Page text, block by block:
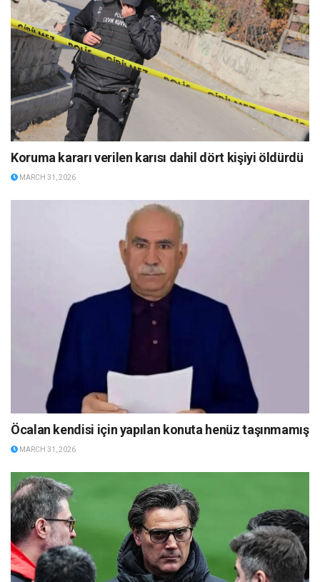
Koruma kararı verilen karısı dahil dört kişiyi öldürdü
MARCH 31, 2026
Öcalan kendisi için yapılan konuta henüz taşınmamış
MARCH 31, 2026